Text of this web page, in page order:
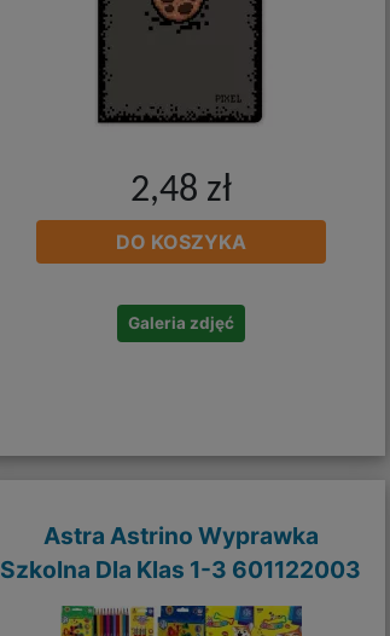
2,48 zł
DO KOSZYKA
Galeria zdjęć
Astra Astrino Wyprawka
Szkolna Dla Klas 1-3 601122003